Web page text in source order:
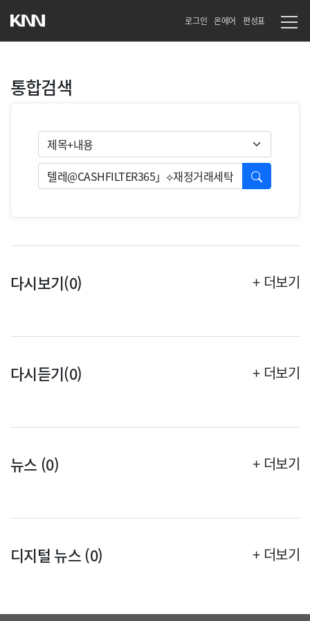
로그인 온에어 편성표
통합검색
검색유형
검색
다시보기(0) + 더보기
다시듣기(0) + 더보기
뉴스 (0) + 더보기
디지털 뉴스 (0) + 더보기